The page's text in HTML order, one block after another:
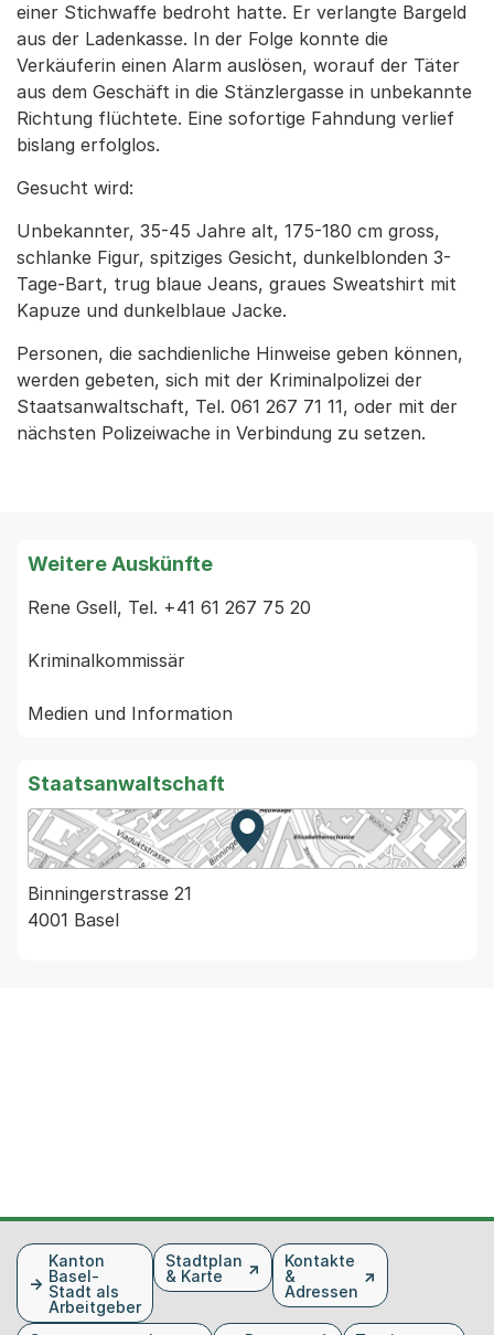
einer Stichwaffe bedroht hatte. Er verlangte Bargeld
aus der Ladenkasse. In der Folge konnte die
Verkäuferin einen Alarm auslösen, worauf der Täter
aus dem Geschäft in die Stänzlergasse in unbekannte
Richtung flüchtete. Eine sofortige Fahndung verlief
bislang erfolglos.
Gesucht wird:
Unbekannter, 35-45 Jahre alt, 175-180 cm gross,
schlanke Figur, spitziges Gesicht, dunkelblonden 3-
Tage-Bart, trug blaue Jeans, graues Sweatshirt mit
Kapuze und dunkelblaue Jacke.
Personen, die sachdienliche Hinweise geben können,
werden gebeten, sich mit der Kriminalpolizei der
Staatsanwaltschaft, Tel. 061 267 71 11, oder mit der
nächsten Polizeiwache in Verbindung zu setzen.
Weitere Auskünfte
Rene Gsell, Tel. +41 61 267 75 20
Kriminalkommissär
Staatsanwaltschaft
Zur Karte von MapBS.
Externer Link, wird in einem
Binningerstrasse 21
4001 Basel
FusszeileKanton
Basel-
Stadt als
Arbeitgeber
Stadtplan
& Karte
Kontakte
&
Adressen